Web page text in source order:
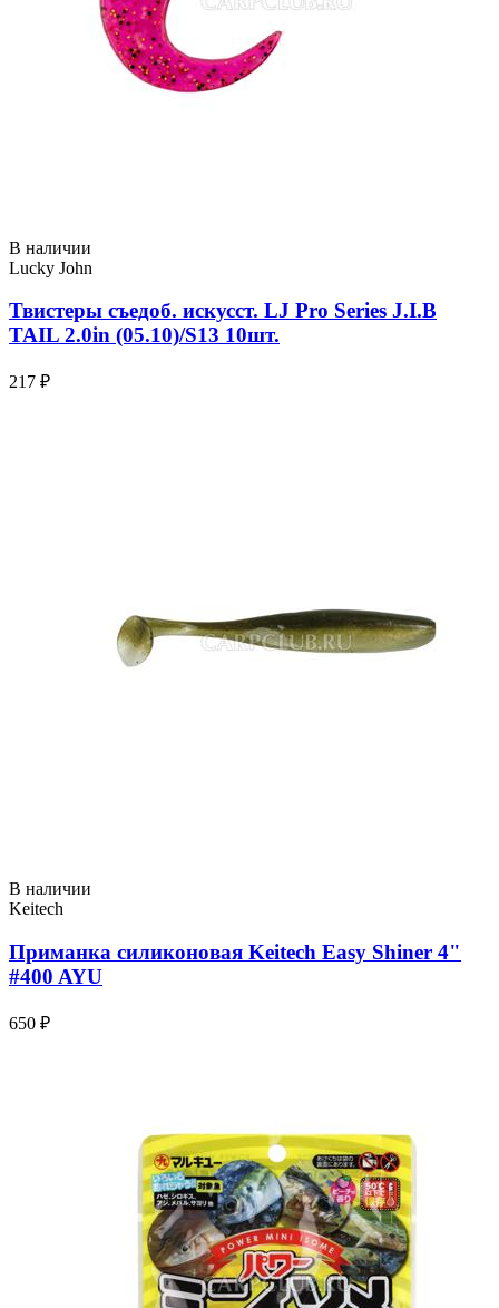
В наличии
Lucky John
Твистеры съедоб. искусст. LJ Pro Series J.I.B
TAIL 2.0in (05.10)/S13 10шт.
217 ₽
В наличии
Keitech
Приманка силиконовая Keitech Easy Shiner 4"
#400 AYU
650 ₽